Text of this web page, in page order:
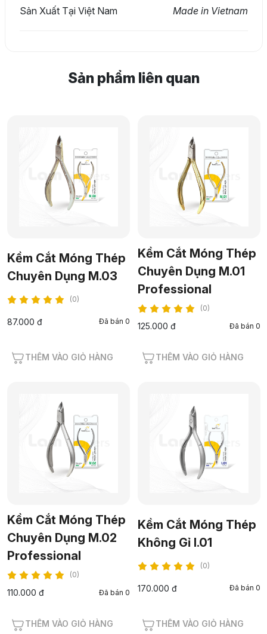
Sản Xuất Tại Việt Nam Made in Vietnam
Sản phẩm liên quan
Kềm Cắt Móng Thép
Chuyên Dụng M.03
(0)
87.000 đ Đã bán 0
THÊM VÀO GIỎ HÀNG
Kềm Cắt Móng Thép
Chuyên Dụng M.01
Professional
(0)
125.000 đ Đã bán 0
THÊM VÀO GIỎ HÀNG
Kềm Cắt Móng Thép
Chuyên Dụng M.02
Professional
(0)
110.000 đ Đã bán 0
THÊM VÀO GIỎ HÀNG
Kềm Cắt Móng Thép
Không Gỉ I.01
(0)
170.000 đ Đã bán 0
THÊM VÀO GIỎ HÀNG